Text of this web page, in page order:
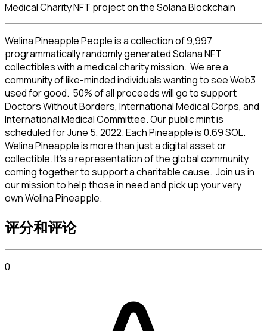
Medical Charity NFT project on the Solana Blockchain
Welina Pineapple People is a collection of 9,997
programmatically randomly generated Solana NFT
collectibles with a medical charity mission.  We are a
community of like-minded individuals wanting to see Web3
used for good.  50% of all proceeds will go to support
Doctors Without Borders, International Medical Corps, and
International Medical Committee. Our public mint is
scheduled for June 5, 2022. Each Pineapple is 0.69 SOL.
Welina Pineapple is more than just a digital asset or
collectible. It’s a representation of the global community
coming together to support a charitable cause.  Join us in
our mission to help those in need and pick up your very
own Welina Pineapple.
评分和评论
0